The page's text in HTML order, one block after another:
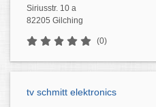
Siriusstr. 10 a
82205 Gilching
(0)
tv schmitt elektronics